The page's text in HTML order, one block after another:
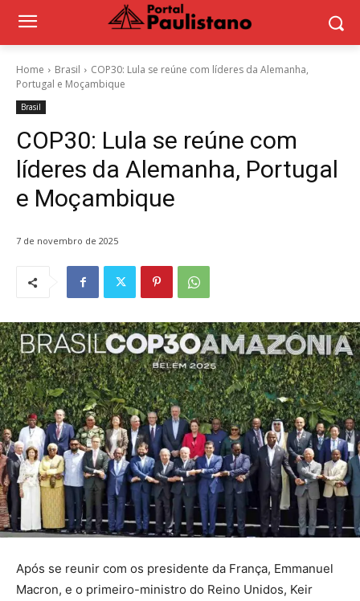
Home Brasil
COP30: Lula se reúne com líderes da Alemanha,
Portugal e Moçambique
Brasil
COP30: Lula se reúne com
líderes da Alemanha, Portugal
e Moçambique
7 de novembro de 2025
Após se reunir com os presidente da França, Emmanuel
Macron, e o primeiro-ministro do Reino Unidos, Keir